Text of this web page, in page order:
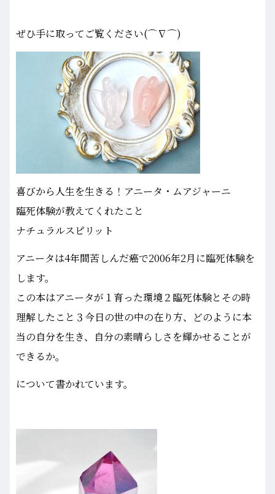
ぜひ手に取ってご覧ください(⌒∇⌒)
喜びから人生を生きる！アニータ・ムアジャーニ
臨死体験が教えてくれたこと
ナチュラルスピリット
アニータは4年間苦しんだ癌で2006年2月に臨死体験を
します。
この本はアニータが１育った環境２臨死体験とその時
理解したこと３今日の世の中の在り方、どのように本
当の自分を生き、自分の素晴らしさを輝かせることが
できるか。
について書かれています。